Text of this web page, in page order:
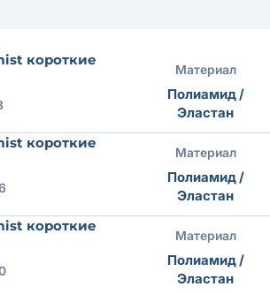
короткие
Материал
Полиамид /
Эластан
короткие
Материал
Полиамид /
Эластан
короткие
Материал
Полиамид /
Эластан